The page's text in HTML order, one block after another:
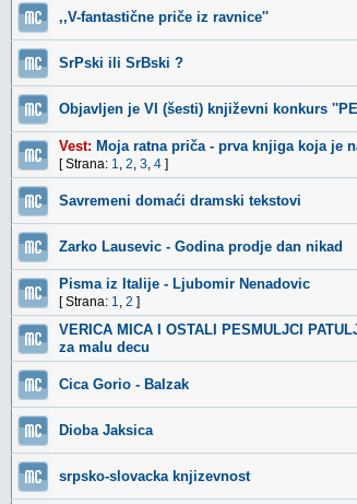
,,V-fantastične priče iz ravnice''
SrPski ili SrBski ?
Objavljen je VI (šesti) književni konkurs
Vest: Moja ratna priča - prva knjiga koja je
[ Strana: 1, 2, 3, 4 ]
Savremeni domaći dramski tekstovi
Zarko Lausevic - Godina prodje dan nikad
Pisma iz Italije - Ljubomir Nenadovic
[ Strana: 1, 2 ]
VERICA MICA I OSTALI PESMULJCI
za malu decu
Cica Gorio - Balzak
Dioba Jaksica
srpsko-slovacka knjizevnost